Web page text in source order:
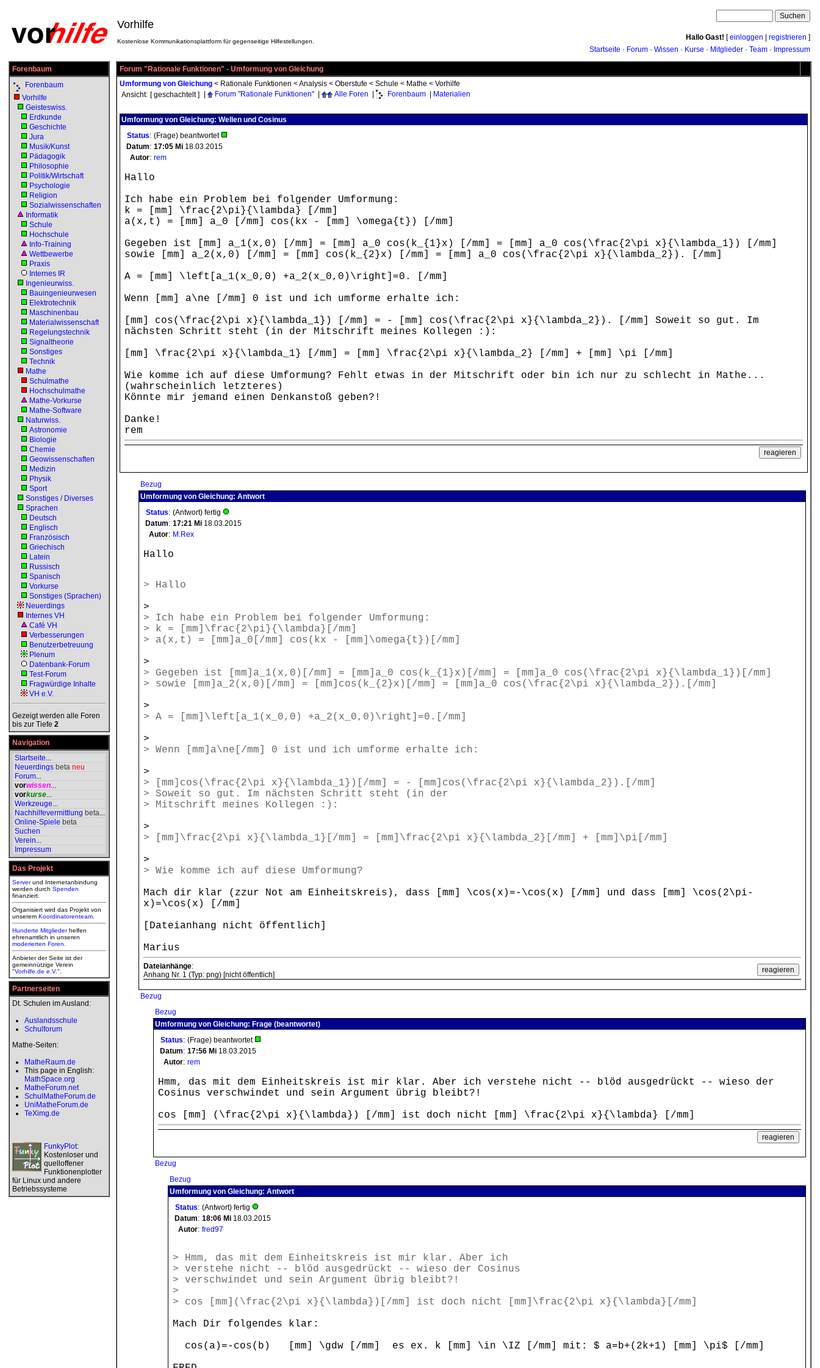
Vorhilfe
Kostenlose Kommunikationsplattform für gegenseitige Hilfestellungen. Hallo Gast! [einloggen registrieren ]
Startseite · Forum · Wissen · Kurse · Mitglieder · Team · Impressum
Forenbaum
Forenbaum
Vorhilfe
Geisteswiss.
Erdkunde
Geschichte
Jura
Musik/Kunst
Pädagogik
Philosophie
Politik/Wirtschaft
Psychologie
Religion
Sozialwissenschaften
Informatik
Schule
Hochschule
Info-Training
Wettbewerbe
Praxis
Internes IR
Ingenieurwiss.
Bauingenieurwesen
Elektrotechnik
Maschinenbau
Materialwissenschaft
Regelungstechnik
Signaltheorie
Sonstiges
Technik
Mathe
Schulmathe
Hochschulmathe
Mathe-Vorkurse
Mathe-Software
Naturwiss.
Astronomie
Biologie
Chemie
Geowissenschaften
Medizin
Physik
Sport
Sonstiges / Diverses
Sprachen
Deutsch
Englisch
Französisch
Griechisch
Latein
Russisch
Spanisch
Vorkurse
Sonstiges (Sprachen)
Neuerdings
Internes VH
Café VH
Verbesserungen
Benutzerbetreuung
Plenum
Datenbank-Forum
Test-Forum
Fragwürdige Inhalte
VH e.V.
Gezeigt werden alle Foren
bis zur Tiefe 2
Navigation
Startseite...
Neuerdings beta neu
Forum...
vorwissen...
vorkurse...
Werkzeuge...
Nachhilfevermittlung beta...
Online-Spiele beta
Suchen
Verein...
Impressum
Das Projekt
Serverund Internetanbindung
werden durch Spenden
finanziert.
Organisiert wird das Projekt von
unserem Koordinatorenteam
Hunderte Mitgliederhelfen
ehrenamtlich in unseren
moderierten Foren
Anbieter der Seite ist der
gemeinnützige Verein
"Vorhilfe.de e.V.".
Partnerseiten
Dt. Schulen im Ausland:
Auslandsschule
Schulforum
Mathe-Seiten:
MatheRaum.de
This page in English:
MathSpace.org
MatheForum.net
SchulMatheForum.de
UniMatheForum.de
TeXimg.de
FunkyPlot:
Kostenloser und
quelloffener
Funktionenplotter
für Linux und andere
Betriebssysteme
Forum "Rationale Funktionen" - Umformung von Gleichung
Umformung von Gleichung < Rationale Funktionen <Analysis < Oberstufe < Schule < Mathe < Vorhilfe
Ansicht: [ geschachtelt ] Forum "Rationale Funktionen" Alle Foren Forenbaum Materialien
Umformung von Gleichung: Wellen und Cosinus
Status: (Frage) beantwortet
Datum: 17:05 Mi 18.03.2015
Autor: rem
Hallo
Ich habe ein Problem bei folgender Umformung:
k = [mm] \frac{2\pi}{\lambda} [/mm]
a(x,t) = [mm] a_0 [/mm] cos(kx - [mm] \omega{t}) [/mm]
Gegeben ist [mm] a_1(x,0) [/mm] = [mm] a_0 cos(k_{1}x) [/mm] = [mm] a_0 cos(\frac{2\pi x}{\lambda_1}) [/mm]
sowie [mm] a_2(x,0) [/mm] = [mm] cos(k_{2}x) [/mm] = [mm] a_0 cos(\frac{2\pi x}{\lambda_2}). [/mm]
A = [mm] \left[a_1(x_0,0) +a_2(x_0,0)\right]=0. [/mm]
Wenn [mm] a\ne [/mm] 0 ist und ich umforme erhalte ich:
[mm] cos(\frac{2\pi x}{\lambda_1}) [/mm] = - [mm] cos(\frac{2\pi x}{\lambda_2}). [/mm] Soweit so gut. Im
nächsten Schritt steht (in der Mitschrift meines Kollegen :):
[mm] \frac{2\pi x}{\lambda_1} [/mm] = [mm] \frac{2\pi x}{\lambda_2} [/mm] + [mm] \pi [/mm]
Wie komme ich auf diese Umformung? Fehlt etwas in der Mitschrift oder bin ich nur zu schlecht in Mathe...
(wahrscheinlich letzteres)
Könnte mir jemand einen Denkanstoß geben?!
Danke!
rem
Bezug
Umformung von Gleichung: Antwort
Status: (Antwort) fertig
Datum: 17:21 Mi 18.03.2015
Autor: M.Rex
Hallo
> Hallo
>
> Ich habe ein Problem bei folgender Umformung:
> k = [mm]\frac{2\pi}{\lambda}[/mm]
> a(x,t) = [mm]a_0[/mm] cos(kx - [mm]\omega{t})[/mm]
>
> Gegeben ist [mm]a_1(x,0)[/mm] = [mm]a_0 cos(k_{1}x)[/mm] = [mm]a_0 cos(\frac{2\pi x}{\lambda_1})[/mm]
> sowie [mm]a_2(x,0)[/mm] = [mm]cos(k_{2}x)[/mm] = [mm]a_0 cos(\frac{2\pi x}{\lambda_2}).[/mm]
>
> A = [mm]\left[a_1(x_0,0) +a_2(x_0,0)\right]=0.[/mm]
>
> Wenn [mm]a\ne[/mm] 0 ist und ich umforme erhalte ich:
>
> [mm]cos(\frac{2\pi x}{\lambda_1})[/mm] = - [mm]cos(\frac{2\pi x}{\lambda_2}).[/mm]
> Soweit so gut. Im nächsten Schritt steht (in der
> Mitschrift meines Kollegen :):
>
> [mm]\frac{2\pi x}{\lambda_1}[/mm] = [mm]\frac{2\pi x}{\lambda_2}[/mm] + [mm]\pi[/mm]
>
> Wie komme ich auf diese Umformung?
Mach dir klar (zzur Not am Einheitskreis), dass [mm] \cos(x)=-\cos(x) [/mm] und dass [mm] \cos(2\pi-
x)=\cos(x) [/mm]
[Dateianhang nicht öffentlich]
Marius
Dateianhänge:
Anhang Nr. 1 (Typ: png) [nicht öffentlich]
Bezug
Bezug
Umformung von Gleichung: Frage (beantwortet)
Status: (Frage) beantwortet
Datum: 17:56 Mi 18.03.2015
Autor: rem
Hmm, das mit dem Einheitskreis ist mir klar. Aber ich verstehe nicht -- blöd ausgedrückt -- wieso der
Cosinus verschwindet und sein Argument übrig bleibt?!
cos [mm] (\frac{2\pi x}{\lambda}) [/mm] ist doch nicht [mm] \frac{2\pi x}{\lambda} [/mm]
Bezug
Bezug
Umformung von Gleichung: Antwort
Status: (Antwort) fertig
Datum: 18:06 Mi 18.03.2015
Autor: fred97
> Hmm, das mit dem Einheitskreis ist mir klar. Aber ich
> verstehe nicht -- blöd ausgedrückt -- wieso der Cosinus
> verschwindet und sein Argument übrig bleibt?!
>
> cos [mm](\frac{2\pi x}{\lambda})[/mm] ist doch nicht [mm]\frac{2\pi x}{\lambda}[/mm]
Mach Dir folgendes klar:
cos(a)=-cos(b) [mm] \gdw [/mm] es ex. k [mm] \in \IZ [/mm] mit: $ a=b+(2k+1) [mm] \pi$ [/mm]